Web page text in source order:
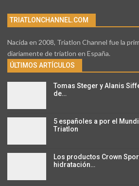
TRIATLONCHANNEL.COM
Nacida en 2008, Triatlon Channel fue la
diariamente de triatlon en España.
ÚLTIMOS ARTÍCULOS
Tomas Steger y Alanis
de…
5 españoles a por el
Triatlon
Los productos Crown
hidratación…